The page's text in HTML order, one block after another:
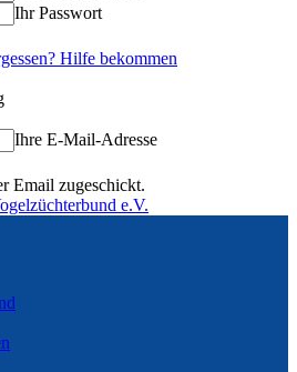
Ihr Passwort
Hilfe bekommen
Ihre E-Mail-Adresse
Email zugeschickt.
e.V.